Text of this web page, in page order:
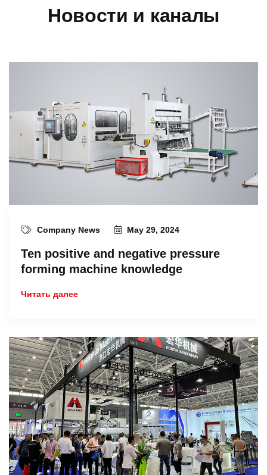
Новости и каналы
Company News May 29, 2024
Ten positive and negative pressure
forming machine knowledge
Читать далее